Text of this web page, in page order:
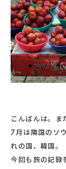
こんばんは。ま
7月は隣国のソ
れの国、韓国。
今回も旅の記録